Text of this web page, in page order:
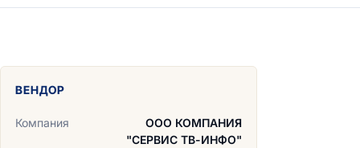
ВЕНДОР
Компания
ООО КОМПАНИЯ
"СЕРВИС ТВ-ИНФО"